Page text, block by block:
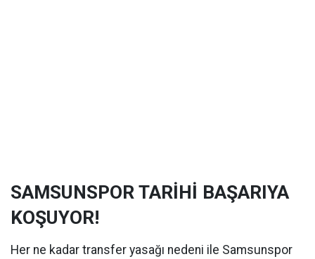
SAMSUNSPOR TARİHİ BAŞARIYA
KOŞUYOR!
Her ne kadar transfer yasağı nedeni ile Samsunspor